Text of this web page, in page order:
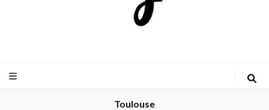
Travejante
Toulouse